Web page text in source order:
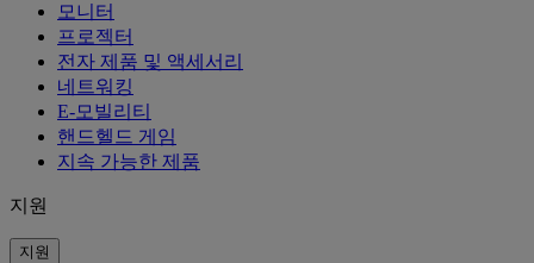
모니터
프로젝터
전자 제품 및 액세서리
네트워킹
E-모빌리티
핸드헬드 게임
지속 가능한 제품
지원
지원